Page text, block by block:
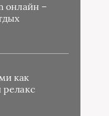
онлайн –
как
релакс